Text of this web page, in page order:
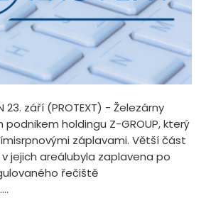
23. září (PROTEXT) - Železárny
podnikem holdingu Z-GROUP, který
záplavami. Větší část
jejich areálubyla zaplavena po
řečiště